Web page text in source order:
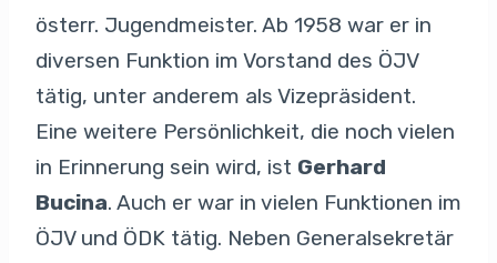
österr. Jugendmeister. Ab 1958 war er in
diversen Funktion im Vorstand des ÖJV
tätig, unter anderem als Vizepräsident.
Eine weitere Persönlichkeit, die noch vielen
in Erinnerung sein wird, ist Gerhard
Bucina. Auch er war in vielen Funktionen im
ÖJV und ÖDK tätig. Neben Generalsekretär